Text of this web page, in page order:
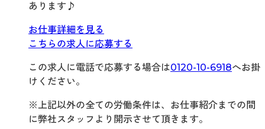
あります♪
お仕事詳細を見る
こちらの求人に応募する
この求人に電話で応募する場合は0120-10-6918へお掛
けください。
※上記以外の全ての労働条件は、お仕事紹介までの間
に弊社スタッフより開示させて頂きます。